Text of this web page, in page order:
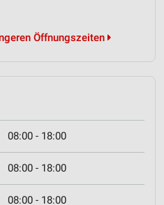
Öffnungszeiten
08:00 - 18:00
08:00 - 18:00
08:00 - 18:00